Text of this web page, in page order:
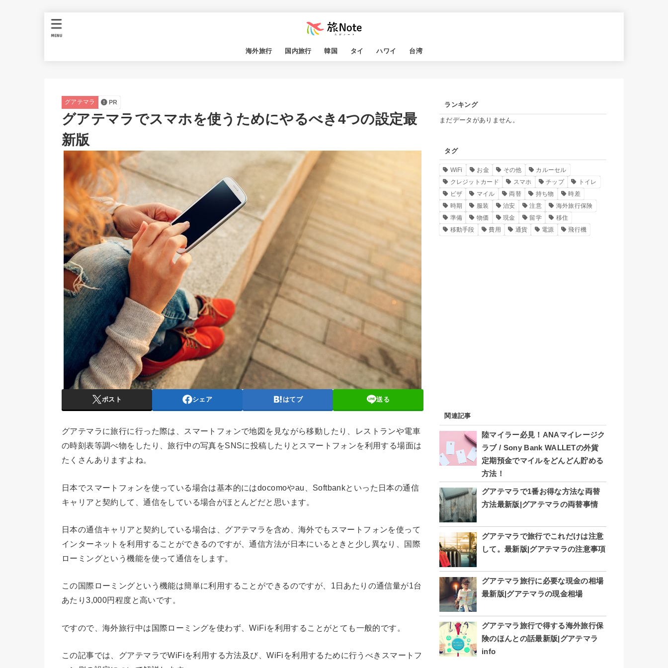
海外旅行 国内旅行 韓国 タイ ハワイ 台湾
MENU
グアテマラ PR
グアテマラでスマホを使うためにやるべき4つの設定最
新版
ポスト シェア はてブ 送る
グアテマラに旅行に行った際は、スマートフォンで地図を見ながら移動したり、レストランや電車
の時刻表等調べ物をしたり、旅行中の写真をSNSに投稿したりとスマートフォンを利用する場面は
たくさんありますよね。
日本でスマートフォンを使っている場合は基本的にはdocomoやau、Softbankといった日本の通信
キャリアと契約して、通信をしている場合がほとんどだと思います。
日本の通信キャリアと契約している場合は、グアテマラを含め、海外でもスマートフォンを使って
インターネットを利用することができるのですが、通信方法が日本にいるときと少し異なり、国際
ローミングという機能を使って通信をします。
この国際ローミングという機能は簡単に利用することができるのですが、1日あたりの通信量が1台
あたり3,000円程度と高いです。
ですので、海外旅行中は国際ローミングを使わず、WiFiを利用することがとても一般的です。
この記事では、グアテマラでWiFiを利用する方法及び、WiFiを利用するために行うべきスマートフ
ランキング
まだデータがありません。
タグ
WiFi お金 その他
カルーセル
クレジットカード
スマホ チップ
トイレ
ビザ
マイル 両替 持ち物
時差
時期
服装 治安 注意
海外旅行保険
準備
物価 現金 留学
移住
移動手段
費用 通貨 電源 飛行機
関連記事
陸マイラー必見！ANAマイレージク
ラブ / Sony Bank WALLETの外貨
定期預金でマイルをどんどん貯める
方法！
グアテマラで1番お得な方法な両替
方法最新版|グアテマラの両替事情
グアテマラで旅行でこれだけは注意
して。最新版|グアテマラの注意事項
グアテマラ旅行に必要な現金の相場
最新版|グアテマラの現金相場
グアテマラ旅行で得する海外旅行保
険のほんとの話最新版|グアテマラ
info